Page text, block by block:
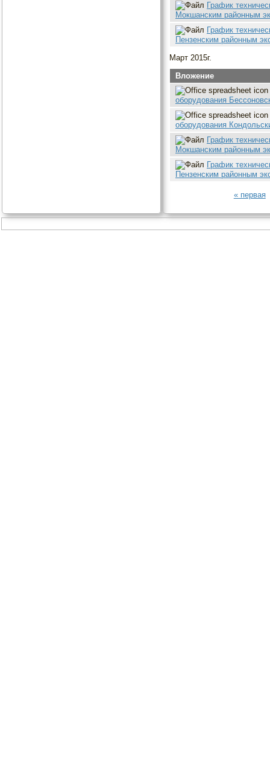
График
Мокшанским районным
График
Пензенским районным
Март 2015г.
Вложение
оборудования
оборудования
График
Мокшанским районным
График
Пензенским районным
« первая